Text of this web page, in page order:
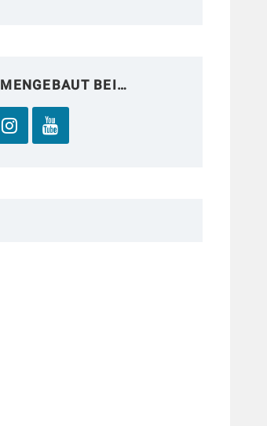
BEI…